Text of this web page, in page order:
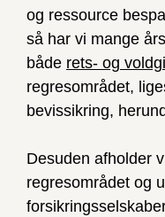
og ressource
så har vi mange
både rets- og
regresområdet,
bevissikring,
Desuden afholder
regresområdet og